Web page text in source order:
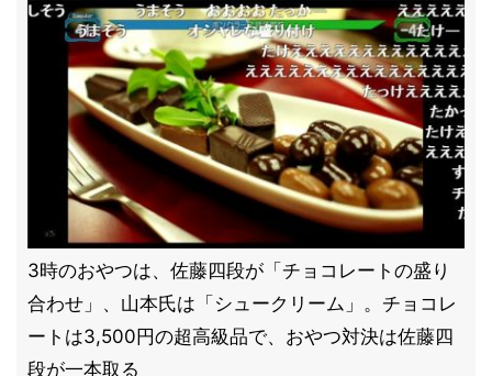
3時のおやつは、佐藤四段が「チョコレートの盛り
合わせ」、山本氏は「シュークリーム」。チョコレ
ートは3,500円の超高級品で、おやつ対決は佐藤四
段が一本取る